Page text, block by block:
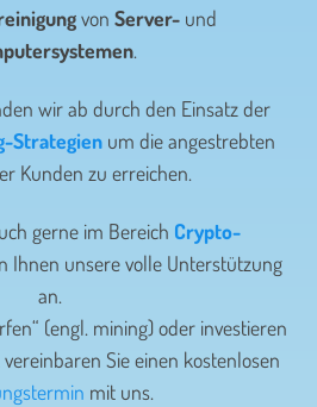
von Server-und
.
wir ab durch den Einsatz der
Strategien um die angestrebten
Kunden zu erreichen.
gerne im Bereich Crypto-
Ihnen unsere volle Unterstützung
an.
(engl. mining) oder investieren
Sie einen kostenlosen
mit uns.